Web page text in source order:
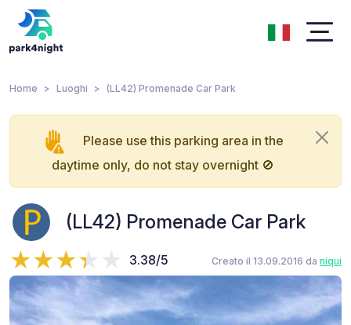
Home Luoghi (LL42) Promenade Car Park
Please use this parking area in the
daytime only, do not stay overnight 🚫
(LL42) Promenade Car Park
3.38/5 Creato il 13.09.2016 da niqui